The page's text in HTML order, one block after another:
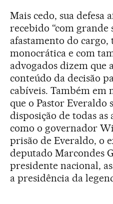
Mais cedo, sua defesa
recebido “com grande
afastamento do
monocrática e com
advogados dizem que
conteúdo da decisão
cabíveis. Também em
que o Pastor Everaldo
disposição de todas as
como o governador
prisão de Everaldo, o
deputado Marcondes
presidente nacional,
a presidência da